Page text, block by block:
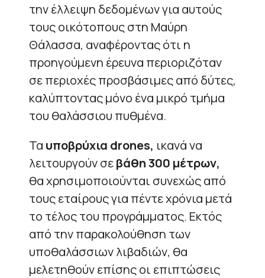
την έλλειψη δεδομένων για αυτούς
τους οικότοπους στη Μαύρη
Θάλασσα, αναφέροντας ότι η
προηγούμενη έρευνα περιοριζόταν
σε περιοχές προσβάσιμες από δύτες,
καλύπτοντας μόνο ένα μικρό τμήμα
του θαλάσσιου πυθμένα.
Τα υποβρύχια drones, ικανά να
λειτουργούν σεβάθη 300 μέτρων,
θα χρησιμοποιούνται συνεχώς από
τους εταίρους για πέντε χρόνια μετά
το τέλος του προγράμματος. Εκτός
από την παρακολούθηση των
υποθαλάσσιων λιβαδιών, θα
μελετηθούν επίσης οι επιπτώσεις